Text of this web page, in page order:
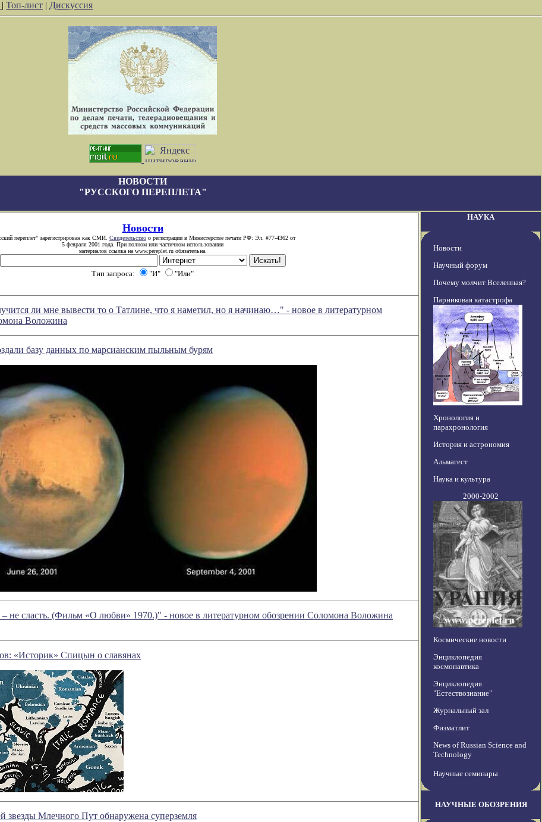
| Топ-лист | Дискуссия
НОВОСТИ
"РУССКОГО ПЕРЕПЛЕТА"
Новости
переплет" зарегистрирован как СМИ. Свидетельство о регистрации в Министерстве печати РФ: Эл. #77-4362 от
5 февраля 2001 года. При полном или частичном использовании
материалов ссылка на www.pereplet.ru обязательна.
Тип запроса: "И" "Или"
ли мне вывести то о Татлине, что я наметил, но я начинаю…" - новое в литературном
Воложина
базу данных по марсианским пыльным бурям
не сласть. (Фильм «О любви» 1970.)" - новое в литературном обозрении Соломона Воложина
«Историк» Спицын о славянах
звезды Млечного Пут обнаружена суперземля
НАУКА
Новости
Научный форум
Почему молчит Вселенная?
Парниковая катастрофа
Хронология и
парахронология
История и астрономия
Альмагест
Наука и культура
2000-2002
Космические новости
Энциклопедия
космонавтика
Энциклопедия
"Естествознание"
Журнальный зал
Физматлит
News of Russian Science and
Technology
Научные семинары
НАУЧНЫЕ ОБОЗРЕНИЯ